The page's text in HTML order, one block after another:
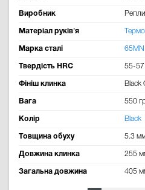
Виробник
Матеріал руків'я
Марка сталі 65MN
Твердість HRC 55-57
Фініш клинка Black
Вага 550
Колір Black
Товщина обуху 5.3
Довжина клинка 255
Загальна довжина 405